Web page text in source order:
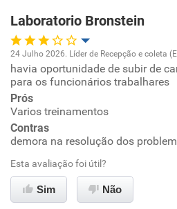
Recomenda a diretoria
Laboratorio Bronstein
Oportunidade de promoção
Ambiente de trabalho
Conciliação com a vida familiar
Benefícios
24 Julho 2026. Líder de Recepção e coleta
havia oportunidade de subir de
para os funcionários trabalhares
Prós
Varios treinamentos
Contras
demora na resolução dos
Esta avaliação foi útil?
Sim Não